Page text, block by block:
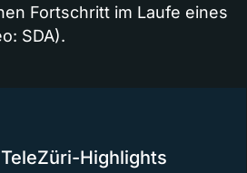
Fortschritt im Laufe eines
SDA).
Highlights